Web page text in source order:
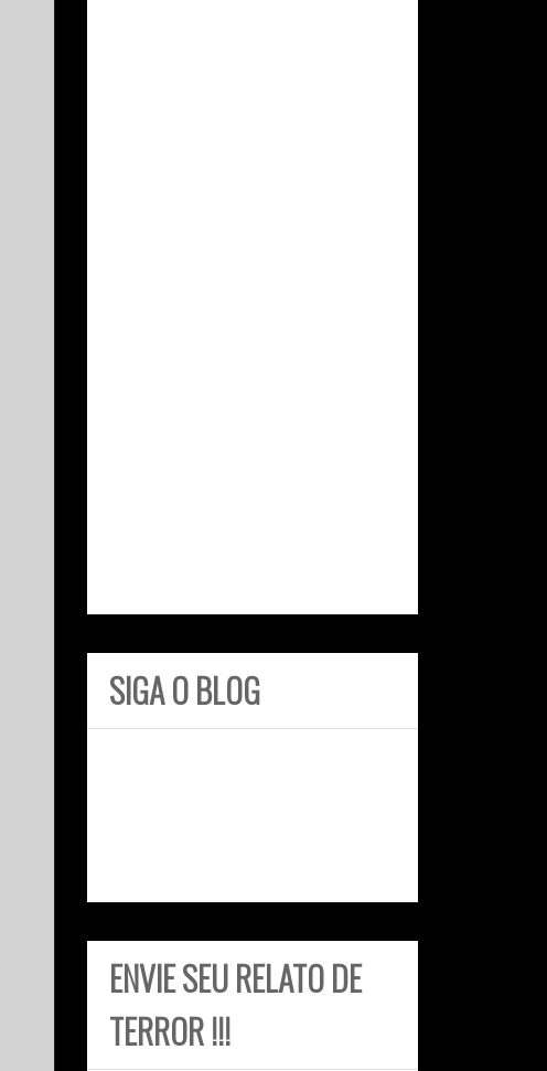
SIGA O BLOG
ENVIE SEU RELATO DE
TERROR !!!